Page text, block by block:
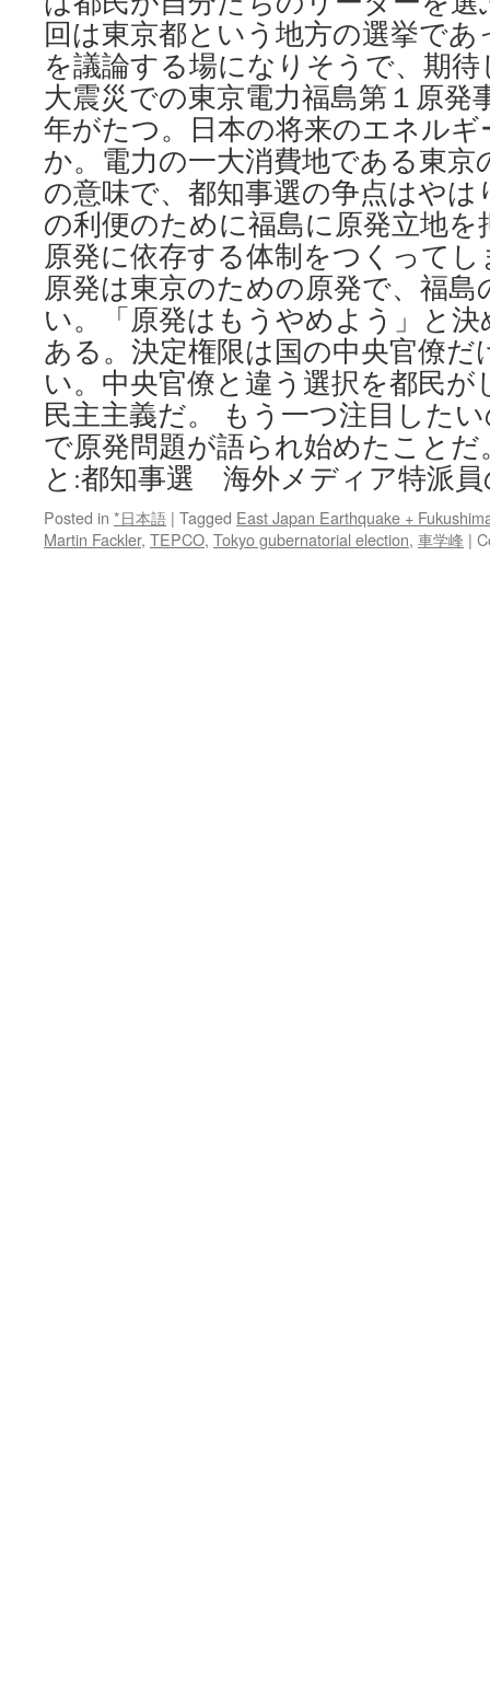
Foreign
Correspondents’
Club
of
Japan
回は東京都という地方の選挙で
を議論する場になりそうで、期
大震災での東京電力福島第１原発
年がたつ。日本の将来のエネル
か。電力の一大消費地である東
の意味で、都知事選の争点はやは
の利便のために福島に原発立地
原発に依存する体制をつくって
原発は東京のための原発で、福
い。「原発はもうやめよう」と
ある。決定権限は国の中央官僚
い。中央官僚と違う選択を都民
民主主義だ。 もう一つ注目した
で原発問題が語られ始めたこと
と:都知事選 海外メディア特派員
Posted in *日本語 | Tagged East Japan Earthquake +
Martin Fackler, TEPCO, Tokyo gubernatorial election, 車学峰 |